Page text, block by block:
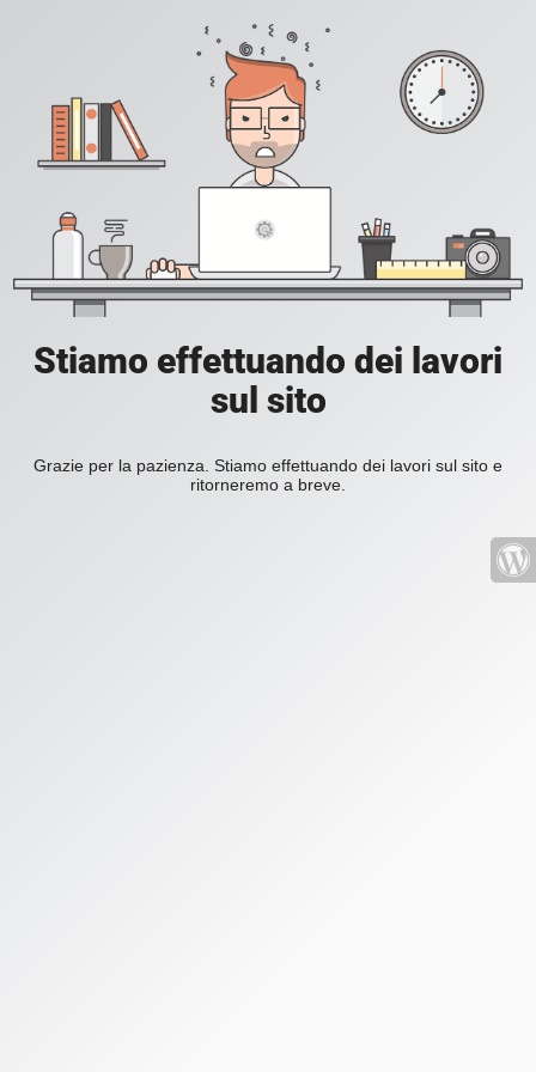
Stiamo effettuando dei lavori
sul sito
Grazie per la pazienza. Stiamo effettuando dei lavori sul sito e
ritorneremo a breve.